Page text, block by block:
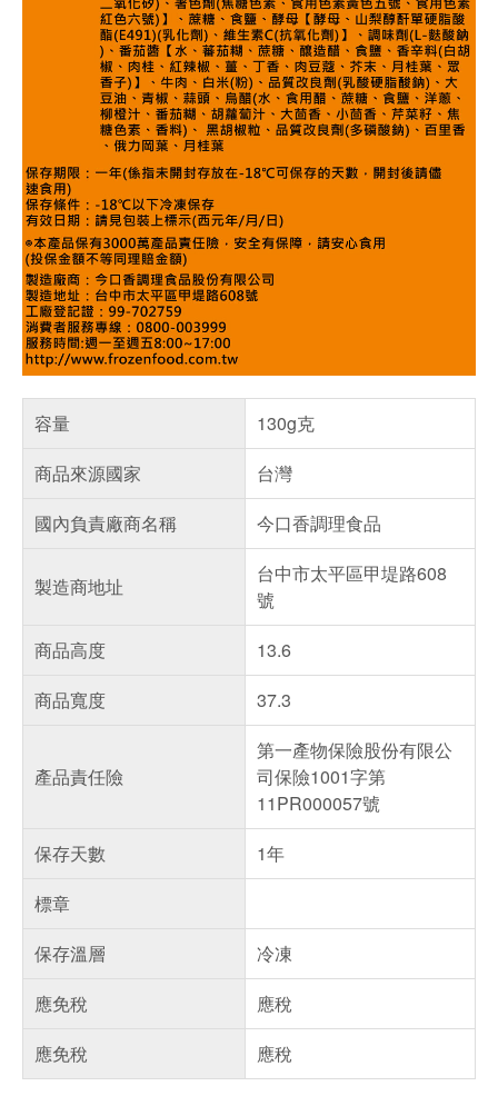
容量
130g克
商品來源國家
台灣
國內負責廠商名稱
今口香調理食品
製造商地址
台中市太平區甲堤路608
號
商品高度
13.6
商品寬度
37.3
產品責任險
第一產物保險股份有限公
司保險1001字第
11PR000057號
保存天數
1年
標章
保存溫層
冷凍
應免稅
應稅
應免稅
應稅